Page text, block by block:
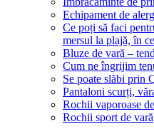
Echipament de
Ce poți să faci
mersul la plajă, în
Bluze de vară –
Cum ne îngrijim
Se poate slăbi prin
Pantaloni scurți,
Rochii vaporoase
Rochii sport de vară